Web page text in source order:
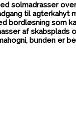
solmadrasser
til agterkahyt
bordløsning som
af skabsplads
bunden er